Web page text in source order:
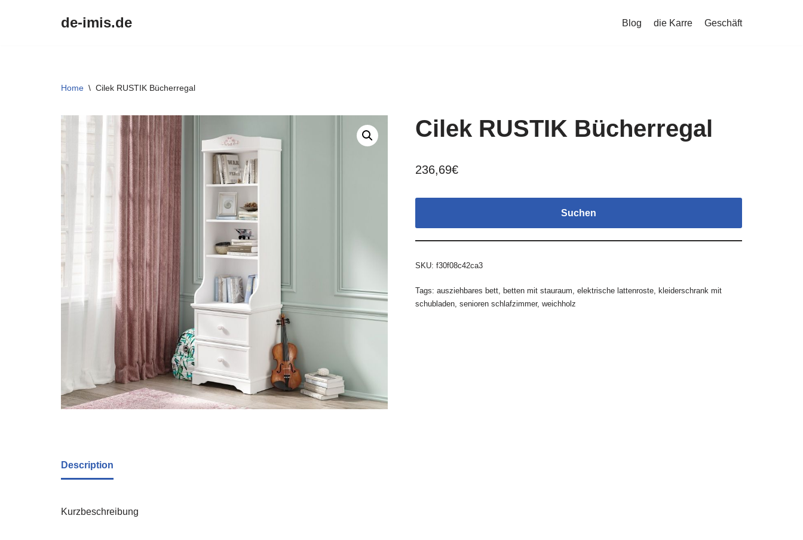
de-imis.de Blog die Karre Geschäft
Home \ Cilek RUSTIK Bücherregal
Cilek RUSTIK Bücherregal
236,69€
Suchen
SKU: f30f08c42ca3
Tags: ausziehbares bett, betten mit stauraum, elektrische lattenroste, kleiderschrank mit
schubladen, senioren schlafzimmer, weichholz
Description
Kurzbeschreibung